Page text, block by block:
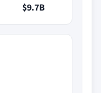
$9.7B